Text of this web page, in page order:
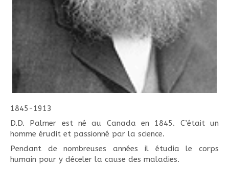
1845-1913
D.D. Palmer est né au Canada en 1845. C’était un
homme érudit et passionné par la science.
Pendant de nombreuses années il étudia le corps
humain pour y déceler la cause des maladies.